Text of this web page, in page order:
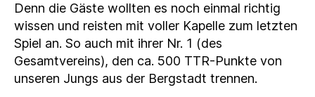
Denn die Gäste wollten es noch einmal richtig
wissen und reisten mit voller Kapelle zum letzten
Spiel an. So auch mit ihrer Nr. 1 (des
Gesamtvereins), den ca. 500 TTR-Punkte von
unseren Jungs aus der Bergstadt trennen.